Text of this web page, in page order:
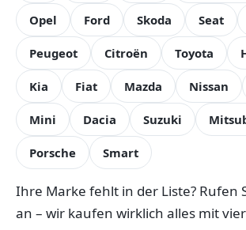
Opel Ford Skoda Seat
Peugeot Citroën Toyota
Kia Fiat Mazda Nissan
Mini Dacia Suzuki
Porsche Smart
Ihre Marke fehlt in der Liste? Rufen
an – wir kaufen wirklich alles mit